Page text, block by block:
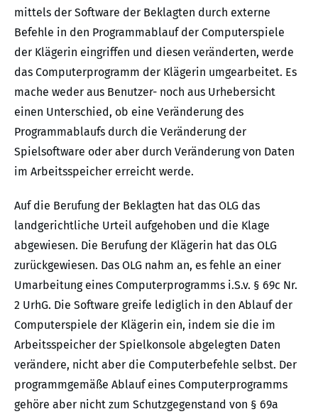
mittels der Software der Beklagten durch externe
Befehle in den Programmablauf der Computerspiele
der Klägerin eingriffen und diesen veränderten, werde
das Computerprogramm der Klägerin umgearbeitet. Es
mache weder aus Benutzer- noch aus Urhebersicht
einen Unterschied, ob eine Veränderung des
Programmablaufs durch die Veränderung der
Spielsoftware oder aber durch Veränderung von Daten
im Arbeitsspeicher erreicht werde.
Auf die Berufung der Beklagten hat das OLG das
landgerichtliche Urteil aufgehoben und die Klage
abgewiesen. Die Berufung der Klägerin hat das OLG
zurückgewiesen. Das OLG nahm an, es fehle an einer
Umarbeitung eines Computerprogramms i.S.v. § 69c Nr.
2 UrhG. Die Software greife lediglich in den Ablauf der
Computerspiele der Klägerin ein, indem sie die im
Arbeitsspeicher der Spielkonsole abgelegten Daten
verändere, nicht aber die Computerbefehle selbst. Der
programmgemäße Ablauf eines Computerprogramms
gehöre aber nicht zum Schutzgegenstand von § 69a